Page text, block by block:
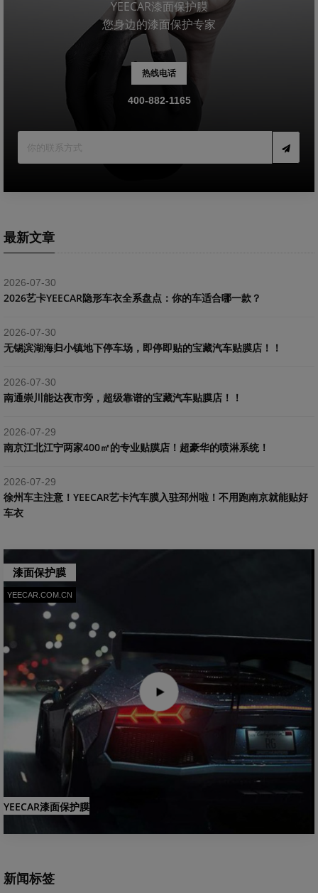
YEECAR漆面保护膜
您身边的漆面保护专家
热线电话
400-882-1165
最新文章
2026-07-30
2026艺卡YEECAR隐形车衣全系盘点：你的车适合哪一款？
2026-07-30
​无锡滨湖海归小镇地下停车场，即停即贴的宝藏汽车贴膜店！！
2026-07-30
南通崇川能达夜市旁，超级靠谱的宝藏汽车贴膜店！！
2026-07-29
南京江北江宁两家400㎡的专业贴膜店！超豪华的喷淋系统！
2026-07-29
​徐州车主注意！YEECAR艺卡汽车膜入驻邳州啦！不用跑南京就能贴好
车衣
漆面保护膜
YEECAR.COM.CN
YEECAR漆面保护膜
新闻标签